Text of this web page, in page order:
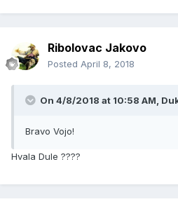
Ribolovac Jakovo
Posted April 8, 2018
On 4/8/2018 at 10:58 AM,
Bravo Vojo!
Hvala Dule ????